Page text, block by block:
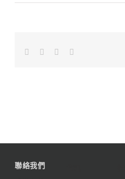
FacebookLinkedInWhatsapp
聯絡我們